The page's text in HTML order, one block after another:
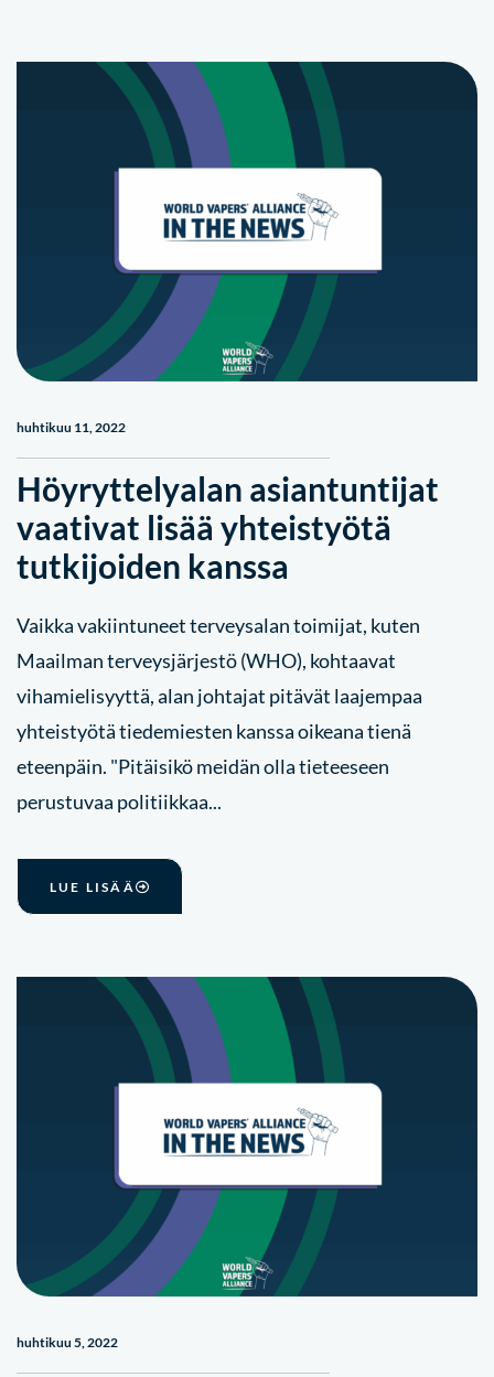
huhtikuu 11, 2022
Höyryttelyalan asiantuntijat
vaativat lisää yhteistyötä
tutkijoiden kanssa
Vaikka vakiintuneet terveysalan toimijat, kuten
Maailman terveysjärjestö (WHO), kohtaavat
vihamielisyyttä, alan johtajat pitävät laajempaa
yhteistyötä tiedemiesten kanssa oikeana tienä
eteenpäin. "Pitäisikö meidän olla tieteeseen
perustuvaa politiikkaa...
LUE LISÄÄ
huhtikuu 5, 2022